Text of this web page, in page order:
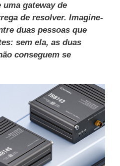
gateway de
de resolver. Imagine-
duas pessoas que
sem ela, as duas
conseguem se